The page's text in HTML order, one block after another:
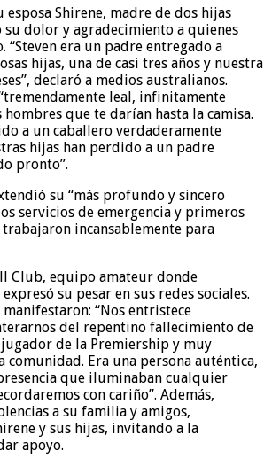
esposa Shirene, madre de dos hijas
su dolor y agradecimiento a quienes
“Steven era un padre entregado a
hijas, una de casi tres años y nuestra
declaró a medios australianos.
leal, infinitamente
hombres que te darían hasta la camisa.
a un caballero verdaderamente
hijas han perdido a un padre
pronto”.
su “más profundo y sincero
servicios de emergencia y primeros
incansablemente para
Club, equipo amateur donde
su pesar en sus redes sociales.
“Nos entristece
del repentino fallecimiento de
de la Premiership y muy
comunidad. Era una persona auténtica,
que iluminaban cualquier
con cariño”. Además,
a su familia y amigos,
y sus hijas, invitando a la
apoyo.